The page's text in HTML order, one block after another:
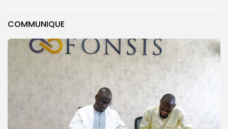
COMMUNIQUE